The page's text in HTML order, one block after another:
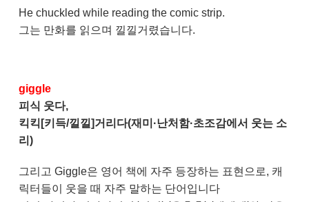
He chuckled while reading the comic strip.
그는 만화를 읽으며 낄낄거렸습니다.
giggle
피식 웃다,
킥킥[키득/낄낄]거리다(재미·난처함·초조감에서 웃는 소
리)
그리고 Giggle은 영어 책에 자주 등장하는 표현으로, 캐
릭터들이 웃을 때 자주 말하는 단어입니다